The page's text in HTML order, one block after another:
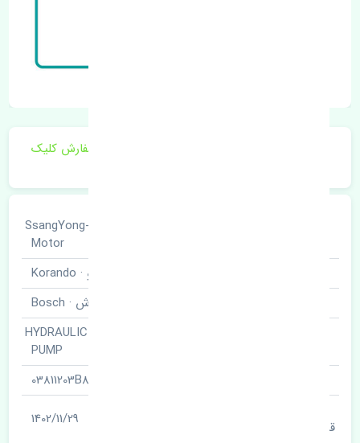
برای اطلاع از موجودی و قیمت به روز روی ثبت سفارش کلیک
سانگ یانگ · SsangYong-
Motor
کوراندو · Korando
بوش · Bosch
پمپ هیدرولیک · HYDRAULIC
PUMP
03811203B8
قیمت
1402/11/29